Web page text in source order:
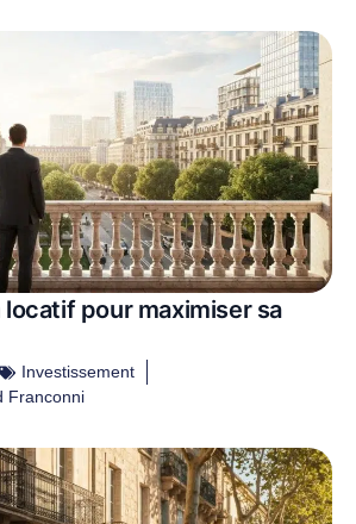
pour maximiser sa
Investissement
Franconni